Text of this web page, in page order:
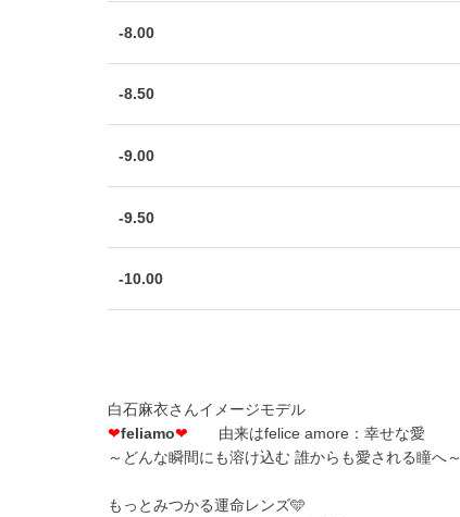
-8.00
-8.50
-9.00
-9.50
-10.00
白石麻衣さんイメージモデル
❤feliamo❤ 由来はfelice amore：幸せな愛
～どんな瞬間にも溶け込む 誰からも愛される瞳へ～
もっとみつかる運命レンズ🩵